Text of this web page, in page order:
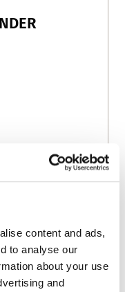
content and ads,
to analyse our
about your use
and
wird pro
erfolgt per
Ein
ist